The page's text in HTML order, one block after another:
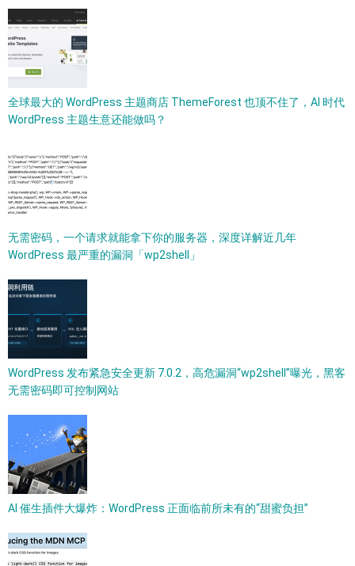
全球最大的 WordPress 主题商店 ThemeForest 也顶不住了，AI 时代
WordPress 主题生意还能做吗？
无需密码，一个请求就能拿下你的服务器，深度详解近几年
WordPress 最严重的漏洞「wp2shell」
WordPress 发布紧急安全更新 7.0.2，高危漏洞“wp2shell”曝光，黑客
无需密码即可控制网站
AI 催生插件大爆炸：WordPress 正面临前所未有的“甜蜜负担”